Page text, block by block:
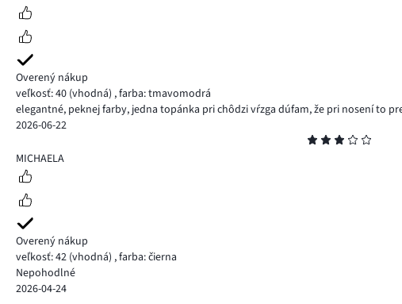
Overený nákup
veľkosť: 40 (vhodná) ,farba: tmavomodrá
elegantné, peknej farby, jedna topánka pri chôdzi vŕzga dúfam, že pri nosení to
2026-06-22
3
MICHAELA
Overený nákup
veľkosť: 42 (vhodná) ,farba: čierna
Nepohodlné
2026-04-24